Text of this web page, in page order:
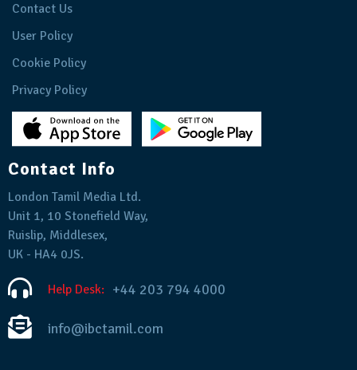
Contact Us
User Policy
Cookie Policy
Privacy Policy
Contact Info
London Tamil Media Ltd.
Unit 1, 10 Stonefield Way,
Ruislip, Middlesex,
UK - HA4 0JS.
Help Desk: +44 203 794 4000
info@ibctamil.com